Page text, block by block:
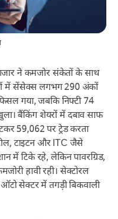
ने कमजोर संकेतों के साथ
में सेंसेक्स लगभग 290 अंकों
गया, जबकि निफ्टी 74
बैंकिंग शेयरों में दबाव साफ
59,062 पर ट्रेड करता
टाइटन और ITC जैसे
में टिके रहे, लेकिन पावरग्रिड,
हावी रही। सेक्टोरल
सेक्टर में तगड़ी बिकवाली